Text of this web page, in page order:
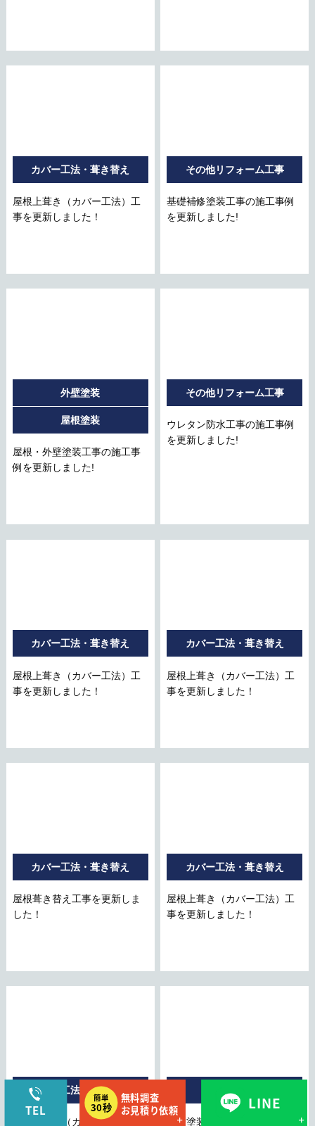
カバー工法・葺き替え
屋根上葺き（カバー工法）工
事を更新しました！
その他リフォーム工事
基礎補修塗装工事の施工事例
を更新しました!
外壁塗装
屋根塗装
屋根・外壁塗装工事の施工事
例を更新しました!
その他リフォーム工事
ウレタン防水工事の施工事例
を更新しました!
カバー工法・葺き替え
屋根上葺き（カバー工法）工
事を更新しました！
カバー工法・葺き替え
屋根上葺き（カバー工法）工
事を更新しました！
カバー工法・葺き替え
屋根葺き替え工事を更新しま
した！
カバー工法・葺き替え
屋根上葺き（カバー工法）工
事を更新しました！
カバー工法・葺き替え
屋根上葺き（カバー工法）工 外壁塗装工事の施工事例を更